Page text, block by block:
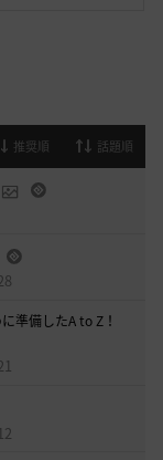
推奨順 話題順
準備したA to Z！